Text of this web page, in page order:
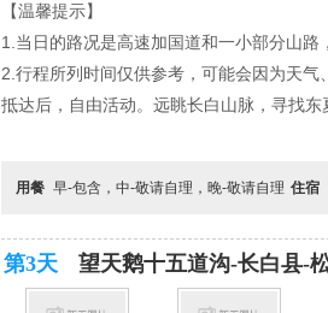
【温馨提示】
1.当日的路况是高速加国道和一小部分山
2.行程所列时间仅供参考，可能会因为天
抵达后，自由活动。远眺长白山脉，寻找东
用餐 早-包含，中-敬请自理，晚-敬请自理 住宿
第3天 望天鹅十五道沟-长白县-